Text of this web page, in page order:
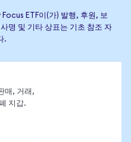
ETF이(가) 발행, 후원, 보
명 및 기타 상표는 기초 참조 자
.
매, 거래,
지갑.